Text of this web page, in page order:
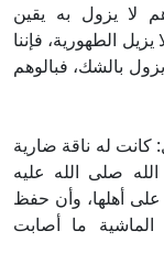
لا يزول به يقين
الطهورية، فإننا
يزول بالشك، فبالوهم
له ناقة ضارية
صلى الله عليه
أهلها، وأن حفظ
الماشية ما أصابت